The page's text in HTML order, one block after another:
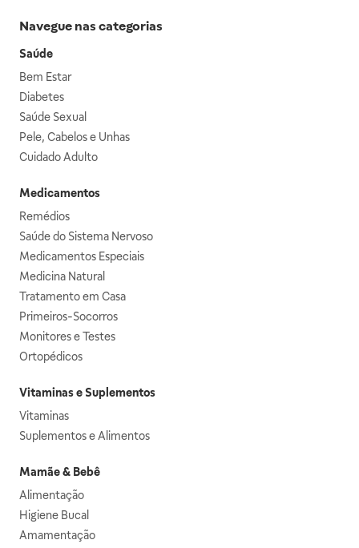
Navegue nas categorias
Saúde
Bem Estar
Diabetes
Saúde Sexual
Pele, Cabelos e Unhas
Cuidado Adulto
Medicamentos
Remédios
Saúde do Sistema Nervoso
Medicamentos Especiais
Medicina Natural
Tratamento em Casa
Primeiros-Socorros
Monitores e Testes
Ortopédicos
Vitaminas e Suplementos
Vitaminas
Suplementos e Alimentos
Mamãe & Bebê
Alimentação
Higiene Bucal
Amamentação